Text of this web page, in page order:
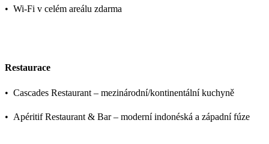
• Wi‑Fi v celém areálu zdarma
Restaurace
• Cascades Restaurant – mezinárodní/kontinentální kuchyně
• Apéritif Restaurant & Bar – moderní indonéská a západní fúze